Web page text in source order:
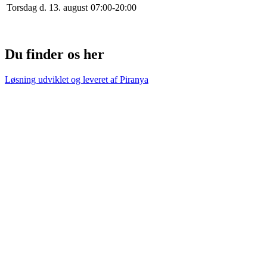
Torsdag d. 13. august 07:00-20:00
Du finder os her
Løsning udviklet og leveret afPiranya